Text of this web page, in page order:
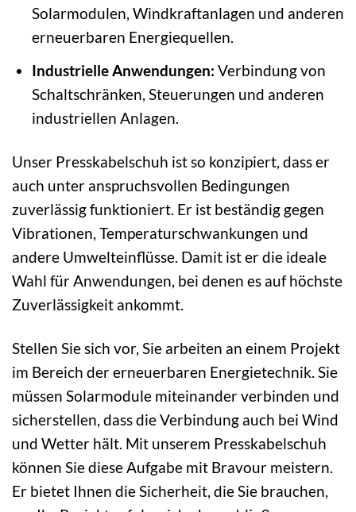
Solarmodulen, Windkraftanlagen und anderen
erneuerbaren Energiequellen.
Industrielle Anwendungen: Verbindung von
Schaltschränken, Steuerungen und anderen
industriellen Anlagen.
Unser Presskabelschuh ist so konzipiert, dass er
auch unter anspruchsvollen Bedingungen
zuverlässig funktioniert. Er ist beständig gegen
Vibrationen, Temperaturschwankungen und
andere Umwelteinflüsse. Damit ist er die ideale
Wahl für Anwendungen, bei denen es auf höchste
Zuverlässigkeit ankommt.
Stellen Sie sich vor, Sie arbeiten an einem Projekt
im Bereich der erneuerbaren Energietechnik. Sie
müssen Solarmodule miteinander verbinden und
sicherstellen, dass die Verbindung auch bei Wind
und Wetter hält. Mit unserem Presskabelschuh
können Sie diese Aufgabe mit Bravour meistern.
Er bietet Ihnen die Sicherheit, die Sie brauchen,